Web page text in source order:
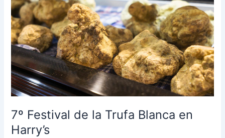
7º Festival de la Trufa Blanca en
Harry’s
Festival
de
la
Trufa
Blanca
en
Harry’s